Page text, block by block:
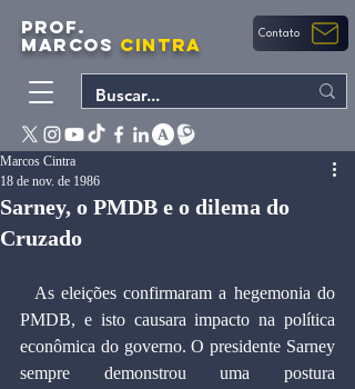
PROF.
MARCOS CINTRA Contato
Sarney, o PMDB e o dilema do
Cruzado
Marcos Cintra
18 de nov. de 1986
PMDB, e isto causara impacto na política
econômica do governo. O presidente Sarney
sempre demonstrou uma postura